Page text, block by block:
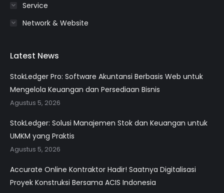
Service
Network & Website
Latest News
StokLedger Pro: Software Akuntansi Berbasis Web untuk
Mengelola Keuangan dan Persediaan Bisnis
Agustus 5, 2026
StokLedger: Solusi Manajemen Stok dan Keuangan untuk
UMKM yang Praktis
Agustus 5, 2026
Accurate Online Kontraktor Hadir! Saatnya Digitalisasi
Proyek Konstruksi Bersama ACIS Indonesia